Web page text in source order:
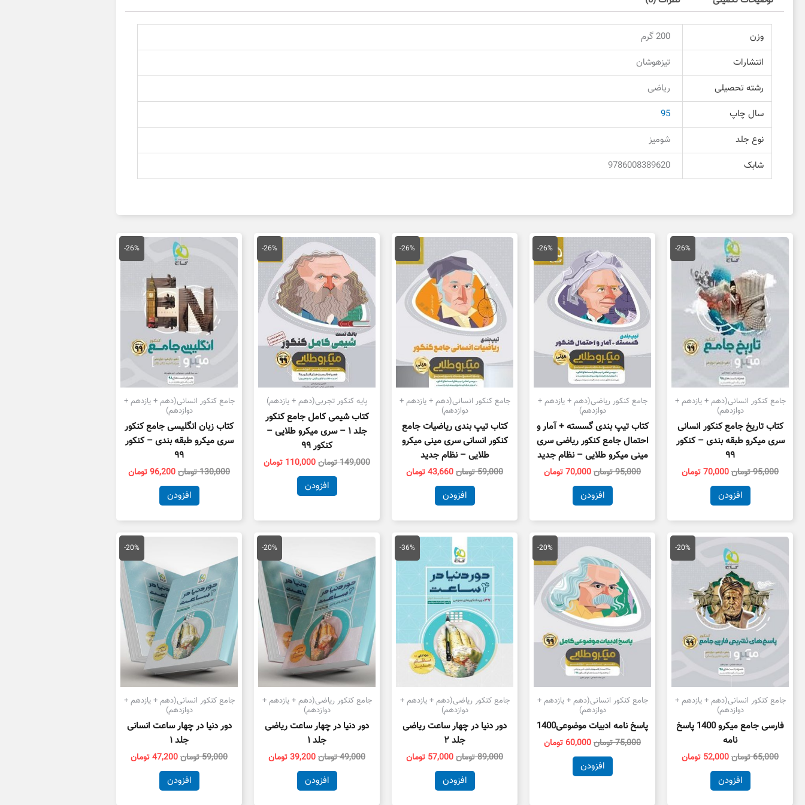
وزن
200 گرم
انتشارات
تیزهوشان
رشته تحصیلی
ریاضی
سال چاپ
95
نوع جلد
شومیز
شابک
9786008389620
-26%
جامع کنکور انسانی(دهم + یازدهم +
دوازدهم)
کتاب تاریخ جامع کنکور انسانی
سری میکرو طبقه بندی – کنکور
۹۹
95,000تومان
قیمت
اصلی
95,000 تومان
بود.
70,000تومان
قیمت
فعلی
افزودن
-26%
جامع کنکور ریاضی(دهم + یازدهم +
دوازدهم)
کتاب تیپ بندی گسسته + آمار و
احتمال جامع کنکور ریاضی سری
مینی میکرو طلایی – نظام جدید
95,000تومان
قیمت
اصلی
95,000 تومان
بود.
70,000تومان
قیمت
فعلی
است.
افزودن
-26%
جامع کنکور انسانی(دهم + یازدهم +
دوازدهم)
کتاب تیپ بندی ریاضیات جامع
کنکور انسانی سری مینی میکرو
طلایی – نظام جدید
59,000تومان
قیمت
59,000 تومان
بود.
43,660تومان
قیمت
فعلی
است.
افزودن
-26%
پایه کنکور تجربی(دهم + یازدهم)
کتاب شیمی کامل جامع کنکور
جلد ۱ – سری میکرو طلایی –
کنکور ۹۹
149,000تومان
قیمت
اصلی
149,000 تومان
بود.
110,000 تومان
قیمت
فعلی
افزودن
-26%
جامع کنکور انسانی(دهم + یازدهم +
دوازدهم)
کتاب زبان انگلیسی جامع کنکور
سری میکرو طبقه بندی – کنکور
۹۹
130,000تومان
قیمت
اصلی
130,000 تومان
بود.
96,200تومان
قیمت
فعلی
افزودن
-20%
جامع کنکور انسانی(دهم + یازدهم +
دوازدهم)
فارسی جامع میکرو 1400 پاسخ
نامه
65,000تومان
قیمت
اصلی
65,000 تومان
بود.
52,000 تومان
قیمت
فعلی
افزودن
-20%
جامع کنکور انسانی(دهم + یازدهم +
دوازدهم)
پاسخ نامه ادبیات موضوعی1400
75,000تومان
قیمت
اصلی
75,000 تومان
بود.
60,000 تومان
قیمت
فعلی
60,000 تومان
است.
افزودن
-36%
جامع کنکور ریاضی(دهم + یازدهم +
دوازدهم)
دور دنیا در چهار ساعت ریاضی
جلد ۲
89,000تومان
قیمت
89,000 تومان
بود.
57,000 تومان
قیمت
فعلی
57,000 تومان
افزودن
-20%
جامع کنکور ریاضی(دهم + یازدهم +
دوازدهم)
دور دنیا در چهار ساعت ریاضی
جلد ۱
49,000تومان
49,000 تومان
بود.
39,200تومان
قیمت
فعلی
39,200 تومان
است.
افزودن
-20%
جامع کنکور انسانی(دهم + یازدهم +
دوازدهم)
دور دنیا در چهار ساعت انسانی
جلد ۱
59,000تومان
59,000 تومان
بود.
47,200تومان
قیمت
فعلی
است.
افزودن